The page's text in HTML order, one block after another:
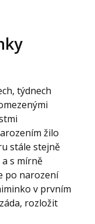
týdnech
žilo
stále stejně
s mírně
po narození
v prvním
rozložit